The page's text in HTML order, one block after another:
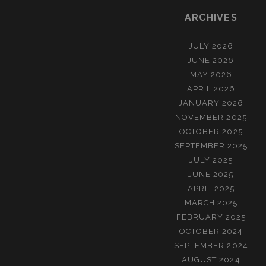
ARCHIVES
JULY 2026
JUNE 2026
MAY 2026
APRIL 2026
JANUARY 2026
NOVEMBER 2025
OCTOBER 2025
SEPTEMBER 2025
JULY 2025
JUNE 2025
APRIL 2025
MARCH 2025
FEBRUARY 2025
OCTOBER 2024
SEPTEMBER 2024
AUGUST 2024